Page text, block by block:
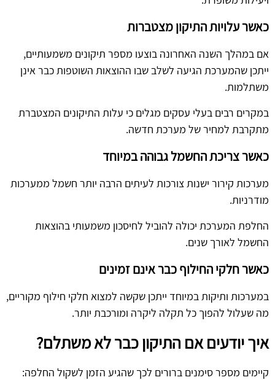
כאשר עלויות התיקון מצטברות
אם במהלך השנה האחרונה בוצעו מספר תיקונים משמעותיים,
ייתכן שהמערכת הגיעה לשלב שבו ההוצאות השוטפות כבר אינן
משתלמות.
במקרים רבים בעלי עסקים מגלים כי עלות התיקונים המצטברת
מתקרבת למחיר של מערכת חדשה.
כאשר צריכת החשמל גבוהה במיוחד
מערכות קירור ישנות צורכות לעיתים הרבה יותר חשמל ממערכות
מודרניות.
החלפת המערכת יכולה להוביל לחיסכון משמעותי בהוצאות
החשמל לאורך שנים.
כאשר חלקי החילוף כבר אינם זמינים
במערכות ותיקות במיוחד ייתכן שקשה למצוא חלקי חילוף מקוריים,
מה שעלול להפוך כל תקלה ליקרה ומורכבת יותר.
איך יודעים אם התיקון כבר לא משתלם?
קיימים מספר סימנים ברורים לכך שהגיע הזמן לשקול החלפה: